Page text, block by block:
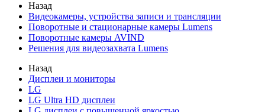
Назад
Видеокамеры, устройства записи и трансляции
Поворотные и стационарные камеры Lumens
Поворотные камеры AVIND
Решения для видеозахвата Lumens
Назад
Дисплеи и мониторы
LG
LG Ultra HD дисплеи